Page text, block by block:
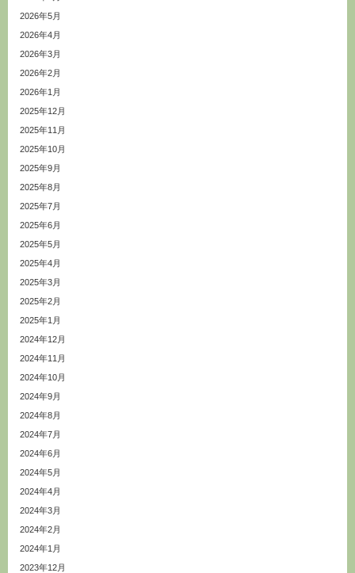
2026年5月
2026年4月
2026年3月
2026年2月
2026年1月
2025年12月
2025年11月
2025年10月
2025年9月
2025年8月
2025年7月
2025年6月
2025年5月
2025年4月
2025年3月
2025年2月
2025年1月
2024年12月
2024年11月
2024年10月
2024年9月
2024年8月
2024年7月
2024年6月
2024年5月
2024年4月
2024年3月
2024年2月
2024年1月
2023年12月